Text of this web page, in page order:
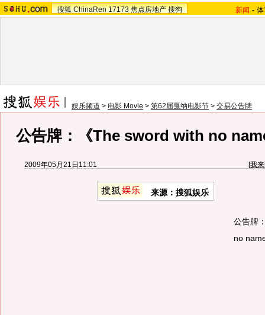
搜狐 ChinaRen 17173 焦点房地产 搜狗 新闻 -
娱乐频道 > 电影 Movie > 第62届戛纳电影节 > 交易公告牌
公告牌：《The sword with no
2009年05月21日11:01 [我
来源： 搜狐娱乐
公告牌
no